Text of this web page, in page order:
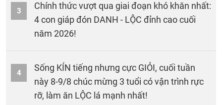
3
Chính thức vượt qua giai đoạn khó khăn nhất:
4 con giáp đón DANH - LỘC đỉnh cao cuối
năm 2026!
4
Sống KÍN tiếng nhưng cực GIỎI, cuối tuần
này 8-9/8 chúc mừng 3 tuổi có vận trình rực
rỡ, làm ăn LỘC lá mạnh nhất!